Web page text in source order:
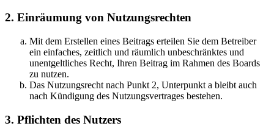
2. Einräumung von Nutzungsrechten
Mit dem Erstellen eines Beitrags erteilen Sie dem Betreiber
ein einfaches, zeitlich und räumlich unbeschränktes und
unentgeltliches Recht, Ihren Beitrag im Rahmen des Boards
zu nutzen.
Das Nutzungsrecht nach Punkt 2, Unterpunkt a bleibt auch
nach Kündigung des Nutzungsvertrages bestehen.
3. Pflichten des Nutzers